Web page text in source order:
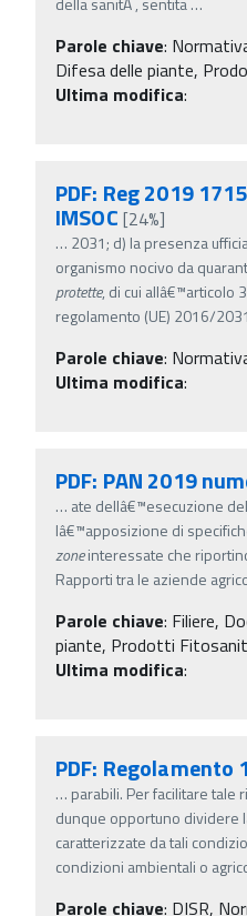
Parole chiave:
Difesa delle piante,
Ultima modifica:
PDF: Reg 2019
IMSOC [24%]
… 2031; d) la presenza
organismo nocivo da
protette, di cui allâ€™articolo
regolamento (UE) 2016/
Parole chiave:
Ultima modifica:
PDF: PAN 2019
… ate dellâ€™esecuzione
lâ€™apposizione di
zoneinteressate che
Rapporti tra le aziende
Parole chiave: Filiere,
piante, Prodotti
Ultima modifica:
PDF: Regolamento
… parabili. Per facilitare tale
dunque opportuno dividere
caratterizzate da tali
condizioni ambientali o
Parole chiave: DISR,